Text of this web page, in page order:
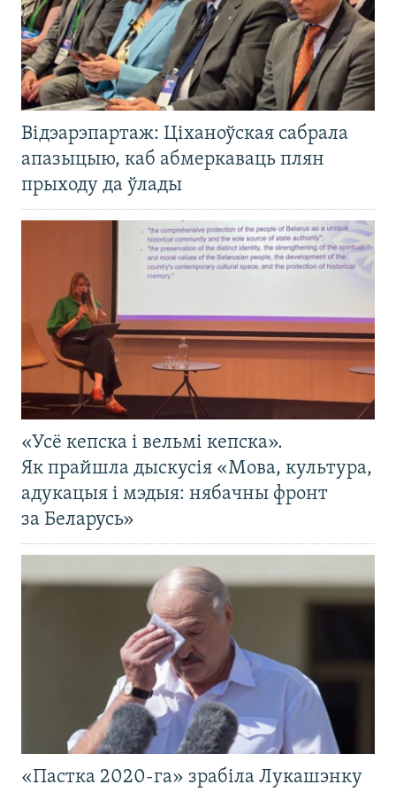
Відэарэпартаж: Ціханоўская сабрала
апазыцыю, каб абмеркаваць плян
прыходу да ўлады
«Усё кепска і вельмі кепска».
Як прайшла дыскусія «Мова, культура,
адукацыя і мэдыя: нябачны фронт
за Беларусь»
«Пастка 2020-га» зрабіла Лукашэнку